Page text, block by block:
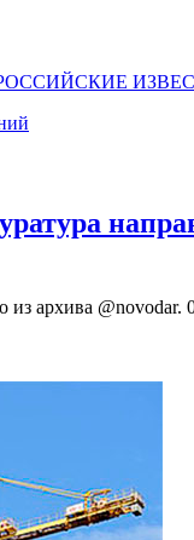
из архива @novodar.